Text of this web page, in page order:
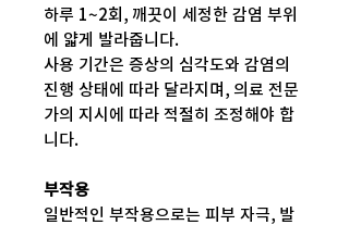
하루 1~2회, 깨끗이 세정한 감염 부위
에 얇게 발라줍니다.
사용 기간은 증상의 심각도와 감염의
진행 상태에 따라 달라지며, 의료 전문
가의 지시에 따라 적절히 조정해야 합
니다.
부작용
일반적인 부작용으로는 피부 자극, 발